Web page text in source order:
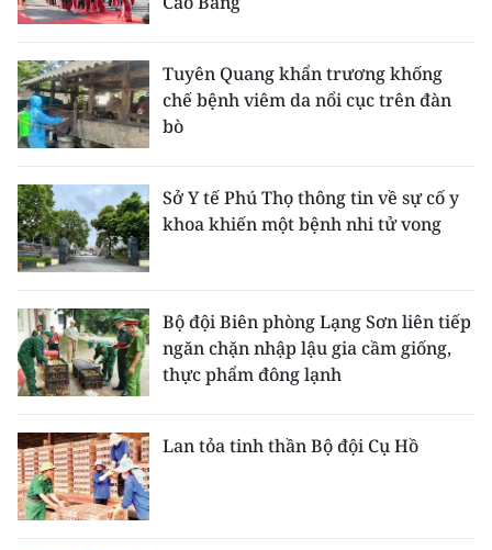
Tuyên Quang khẩn trương khống
chế bệnh viêm da nổi cục trên đàn
bò
Sở Y tế Phú Thọ thông tin về sự cố y
khoa khiến một bệnh nhi tử vong
Bộ đội Biên phòng Lạng Sơn liên tiếp
ngăn chặn nhập lậu gia cầm giống,
thực phẩm đông lạnh
Lan tỏa tinh thần Bộ đội Cụ Hồ